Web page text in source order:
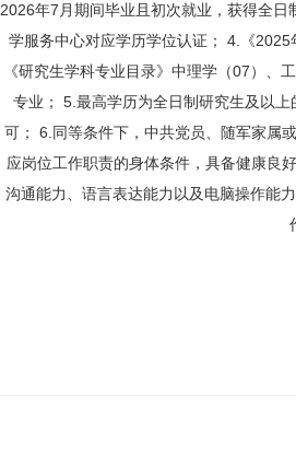
2026年7月期间毕业且初次就业，获得全
学服务中心对应学历学位认证； 4.《
《研究生学科专业目录》中理学（07）、
专业； 5.最高学历为全日制研究生及以
可； 6.同等条件下，中共党员、随军家属
应岗位工作职责的身体条件，具备健康良
沟通能力、语言表达能力以及电脑操作能